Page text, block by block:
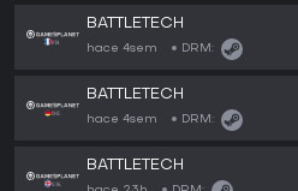
BATTLETECH
hace 4sem DRM:
BATTLETECH
hace 4sem DRM:
BATTLETECH